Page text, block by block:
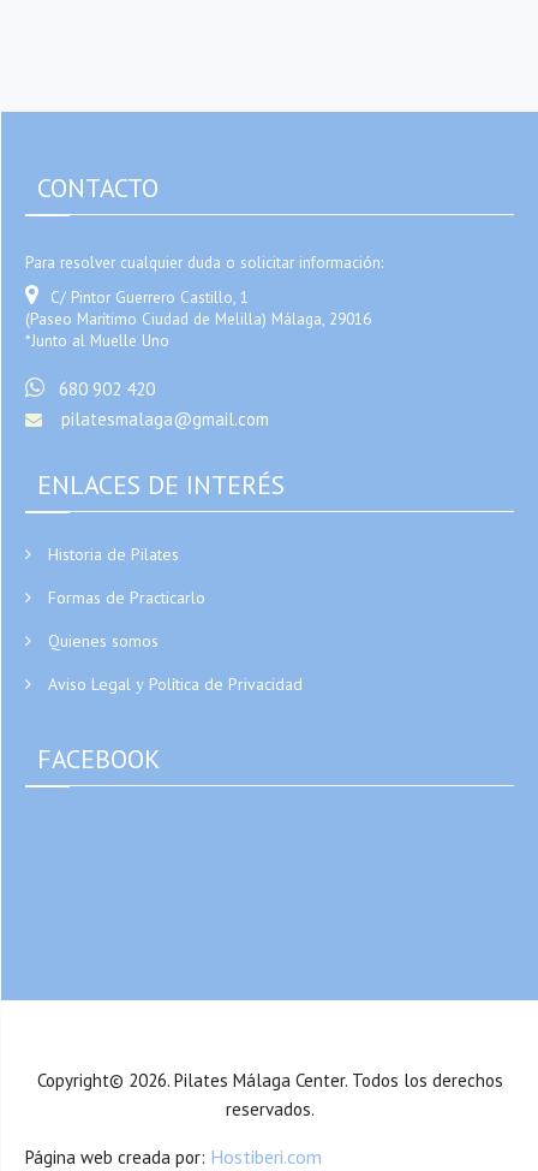
CONTACTO
Para resolver cualquier duda o solicitar información:
C/ Pintor Guerrero Castillo, 1
(Paseo Marítimo Ciudad de Melilla) Málaga, 29016
*Junto al Muelle Uno
680 902 420
pilatesmalaga@gmail.com
ENLACES DE INTERÉS
Historia de Pilates
Formas de Practicarlo
Quienes somos
Aviso Legal y Política de Privacidad
FACEBOOK
Copyright© 2026. Pilates Málaga Center. Todos los derechos
reservados.
Página web creada por: Hostiberi.com